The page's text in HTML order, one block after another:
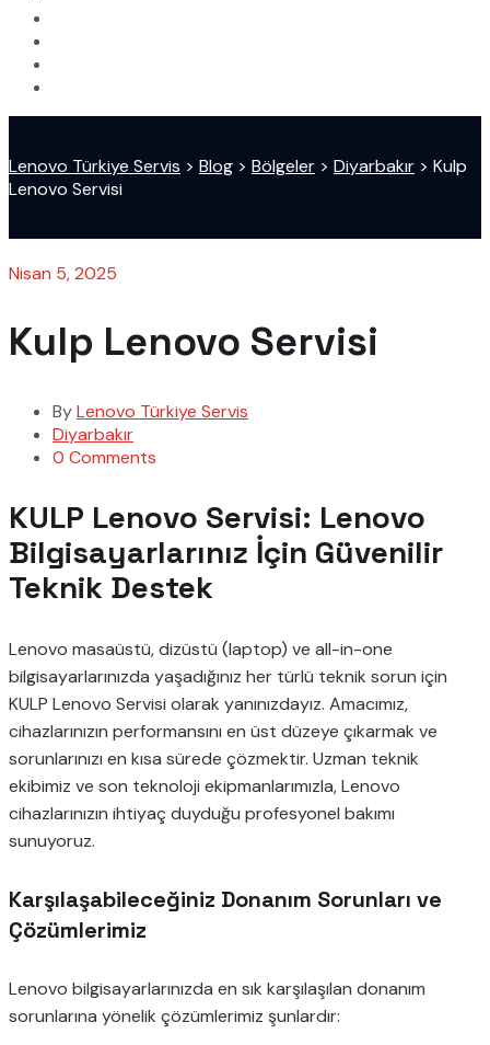
Lenovo Türkiye Servis > Blog > Bölgeler > Diyarbakır > Kulp
Lenovo Servisi
Nisan 5, 2025
Kulp Lenovo Servisi
ByLenovo Türkiye Servis
Diyarbakır
0 Comments
KULP Lenovo Servisi: Lenovo
Bilgisayarlarınız İçin Güvenilir
Teknik Destek
Lenovo masaüstü, dizüstü (laptop) ve all-in-one
bilgisayarlarınızda yaşadığınız her türlü teknik sorun için
KULP Lenovo Servisi olarak yanınızdayız. Amacımız,
cihazlarınızın performansını en üst düzeye çıkarmak ve
sorunlarınızı en kısa sürede çözmektir. Uzman teknik
ekibimiz ve son teknoloji ekipmanlarımızla, Lenovo
cihazlarınızın ihtiyaç duyduğu profesyonel bakımı
sunuyoruz.
Karşılaşabileceğiniz Donanım Sorunları ve
Çözümlerimiz
Lenovo bilgisayarlarınızda en sık karşılaşılan donanım
sorunlarına yönelik çözümlerimiz şunlardır: